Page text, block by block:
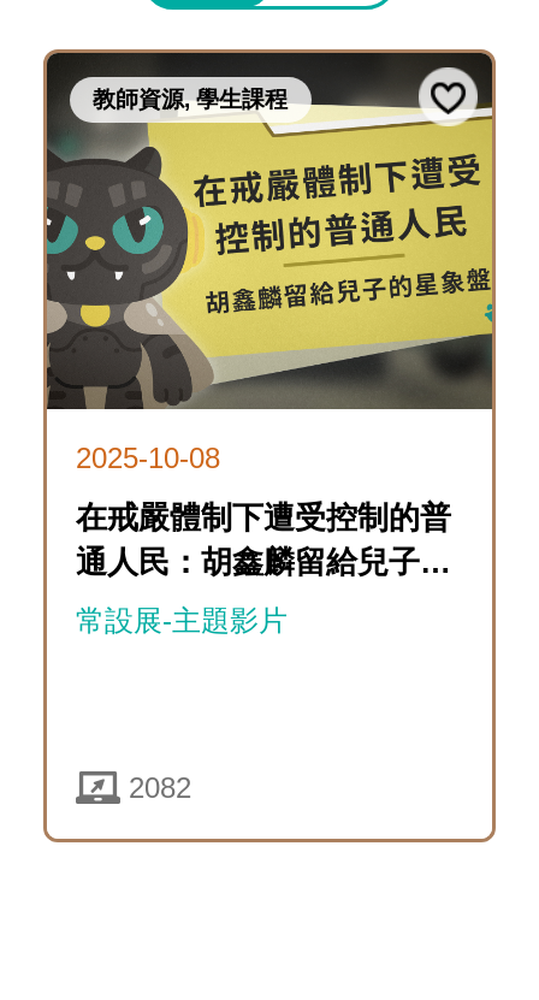
課
程
〈常
設
展
主
題
影
片〉
在
戒
嚴
體
制
下
控
制
的
常
設
展-
主
影
片
2025-
10-
「萬
時
歷
團：
前
進
特
展
線
遊
戲
4293
Download
2025-
10-
08
「萬
團：
瘋
遊
戲
4237
教師資源, 學生課程
2025-10-08
在戒嚴體制下遭受控制的普
通人民：胡鑫麟留給兒子的
星象盤
常設展-主題影片
2082